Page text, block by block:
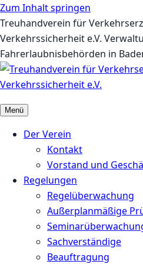
Zum Inhalt springen
Treuhandverein für
Verkehrssicherheit e.V.
Fahrerlaubnisbehörden in
Menü
Der Verein
Kontakt
Vorstand und
Regelungen
Regelüberwachung
Außerplanmäßige
Sachverständige
Beauftragung